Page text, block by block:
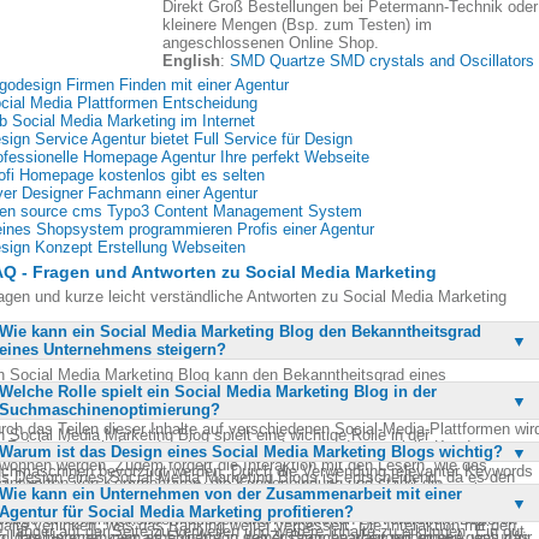
Direkt Groß Bestellungen bei Petermann-Technik oder
kleinere Mengen (Bsp. zum Testen) im
angeschlossenen Online Shop.
English: SMD Quartze SMD crystals and Oscillators
Firmen Finden mit einer Agentur
Media Plattformen Entscheidung
Social Media Marketing im Internet
Service Agentur bietet Full Service für Design
Homepage Agentur Ihre perfekt Webseite
Homepage kostenlos gibt es selten
Designer Fachmann einer Agentur
source cms Typo3 Content Management System
Shopsystem programmieren Profis einer Agentur
Konzept Erstellung Webseiten
- Fragen und Antworten zu Social Media Marketing
und kurze leicht verständliche Antworten zu Social Media Marketing
Wie kann ein Social Media Marketing Blog den Bekanntheitsgrad
eines Unternehmens steigern?
Social Media Marketing Blog kann den Bekanntheitsgrad eines
erheblich steigern, indem er regelmäßig relevante und
Inhalte veröffentlicht, die das Interesse der Zielgruppe wecken.
das Teilen dieser Inhalte auf verschiedenen Social-Media-Plattformen
Reichweite erhöht und es können neue Leser und potenzielle Kunden
werden. Zudem fördert die Interaktion mit den Lesern, wie das
von Kommentaren, die Kundenbindung und stärkt die
Ein gut gepflegter Blog kann auch als Plattform dienen, um
Unternehmensinformationen und Neuigkeiten zu verbreiten. Dadurch
Welche Rolle spielt ein Social Media Marketing Blog in der
Suchmaschinenoptimierung?
Social Media Marketing Blog spielt eine wichtige Rolle in der
da er regelmäßig aktualisierte Inhalte bietet, die
bevorzugt werden. Durch die Verwendung relevanter Keywords
Blogbeiträgen kann die Sichtbarkeit in den Suchergebnissen verbessert
Zudem generiert ein Blog Backlinks, wenn andere Websites auf die
verlinken, was das Ranking weiter verbessert. Die Interaktion mit den
Warum ist das Design eines Social Media Marketing Blogs wichtig?
Design eines Social Media Marketing Blogs ist entscheidend, da es den
Eindruck vermittelt und die Benutzererfahrung beeinflusst. Ein
und benutzerfreundliches Design zieht die Leser an und ermutigt
länger auf der Seite zu verweilen und weitere Inhalte zu erkunden. Ein gut
Wie kann ein Unternehmen von der Zusammenarbeit mit einer
Agentur für Social Media Marketing profitieren?